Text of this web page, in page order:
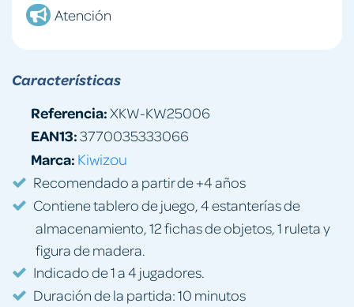
Atención
Características
Referencia:XKW-KW25006
EAN13:3770035333066
Marca: Kiwizou
Recomendado a partir de +4 años
Contiene tablero de juego, 4 estanterías de
almacenamiento, 12 fichas de objetos, 1 ruleta y
figura de madera.
Indicado de 1 a 4 jugadores.
Duración de la partida: 10 minutos